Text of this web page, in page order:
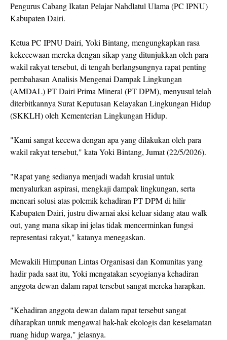
Pengurus Cabang Ikatan Pelajar Nahdlatul Ulama (PC IPNU)
Kabupaten Dairi.
Ketua PC IPNU Dairi, Yoki Bintang, mengungkapkan rasa
kekecewaan mereka dengan sikap yang ditunjukkan oleh para
wakil rakyat tersebut, di tengah berlangsungnya rapat penting
pembahasan Analisis Mengenai Dampak Lingkungan
(AMDAL) PT Dairi Prima Mineral (PT DPM), menyusul telah
diterbitkannya Surat Keputusan Kelayakan Lingkungan Hidup
(SKKLH) oleh Kementerian Lingkungan Hidup.
"Kami sangat kecewa dengan apa yang dilakukan oleh para
wakil rakyat tersebut," kata Yoki Bintang, Jumat (22/5/2026).
"Rapat yang sedianya menjadi wadah krusial untuk
menyalurkan aspirasi, mengkaji dampak lingkungan, serta
mencari solusi atas polemik kehadiran PT DPM di hilir
Kabupaten Dairi, justru diwarnai aksi keluar sidang atau walk
out, yang mana sikap ini jelas tidak mencerminkan fungsi
representasi rakyat," katanya menegaskan.
Mewakili Himpunan Lintas Organisasi dan Komunitas yang
hadir pada saat itu, Yoki mengatakan seyogianya kehadiran
anggota dewan dalam rapat tersebut sangat mereka harapkan.
"Kehadiran anggota dewan dalam rapat tersebut sangat
diharapkan untuk mengawal hak-hak ekologis dan keselamatan
ruang hidup warga," jelasnya.